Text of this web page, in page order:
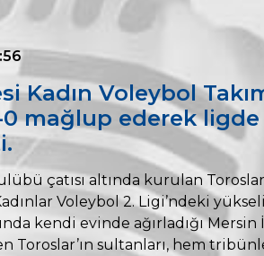
Kadın Voleybol
0 mağlup ederek
çatısı altında kurulan
Voleybol 2. Ligi’ndeki
kendi evinde ağırladığı
Toroslar’ın sultanları, hem